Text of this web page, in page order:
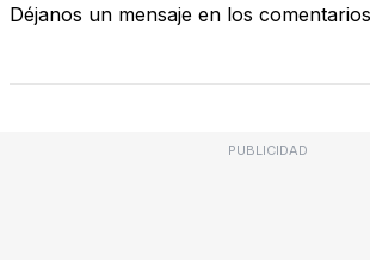
Déjanos un mensaje en los
PUBLICIDAD